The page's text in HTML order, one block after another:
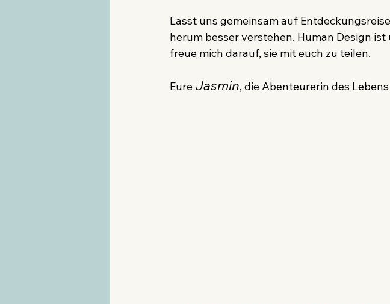
Lasst uns gemeinsam auf
herum besser verstehen. Human Design
freue mich darauf, sie mit euch zu teilen.
Eure Jasmin, die Abenteurerin des Lebens